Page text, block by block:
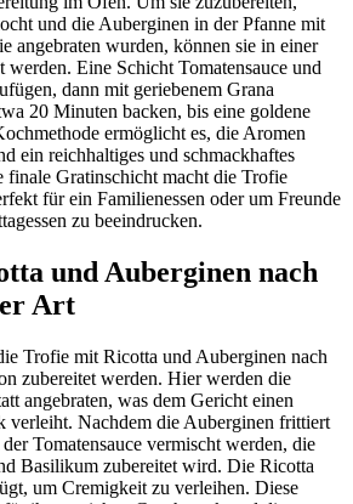
und die Auberginen in der Pfanne mit
angebraten wurden, können sie in einer
Eine Schicht Tomatensauce und
dann mit geriebenem Grana
20 Minuten backen, bis eine goldene
ermöglicht es, die Aromen
ein reichhaltiges und schmackhaftes
finale Gratinschicht macht die Trofie
für ein Familienessen oder um Freunde
zu beeindrucken.
und Auberginen nach
Art
Trofie mit Ricotta und Auberginen nach
zubereitet werden. Hier werden die
angebraten, was dem Gericht einen
verleiht. Nachdem die Auberginen frittiert
Tomatensauce vermischt werden, die
Basilikum zubereitet wird. Die Ricotta
um Cremigkeit zu verleihen. Diese